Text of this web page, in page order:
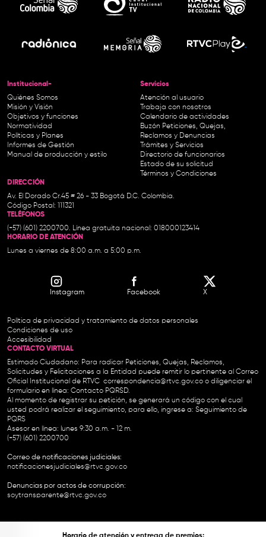
Institucional-
Quiénes Somos
Misión y Visión
Objetivos y funciones
Normatividad
Políticas y Planes
Informes de Gestión
Manual de producción y estilo
Servicios
Atención al usuario
Trabaja con nosotros
Calendario de actividades
Buzón Peticiones, Quejas,
Reclamos y Denuncias
Trámites y Servicios
Directorio de funcionarios
Estado de su solicitud
Términos y Condiciones
DIRECCIÓN
Av. El Dorado Cr.45 # 26 - 33 Bogotá D.C. Colombia.
Código Postal: 111321
TELÉFONOS
(+57) (601) 2200700. Línea gratuita nacional: 018000123414
HORARIO DE ATENCIÓN
Lunes a viernes de 8:00 a.m. a 5:00 p.m.
Instagram Facebook X
Política de privacidad y tratamiento de datos personales
Condiciones de uso
Accesibilidad
CONTACTO VIRTUAL
Estimado Ciudadano: Para radicar Peticiones, Quejas, Reclamos,
Solicitudes y Felicitaciones a la Entidad puede remitir lo pertinente al Correo
Oficial Institucional de RTVC correspondencia@rtvc.gov.co o diligenciar el
formulario en línea: Contacto PQRSD.
Al momento de registrar su petición, se generará un código con el cual
usted podrá realizar el seguimiento, para ello, ingrese a: Seguimiento de
PQRS
Asesor en línea: lunes 9:30 a.m. - 12 m.
(+57) (601) 2200700
Correo de notificaciones judiciales:
notificacionesjudiciales@rtvc.gov.co
Denuncias por actos de corrupción:
soytransparente@rtvc.gov.co
Horario de atención y entrega de premios: